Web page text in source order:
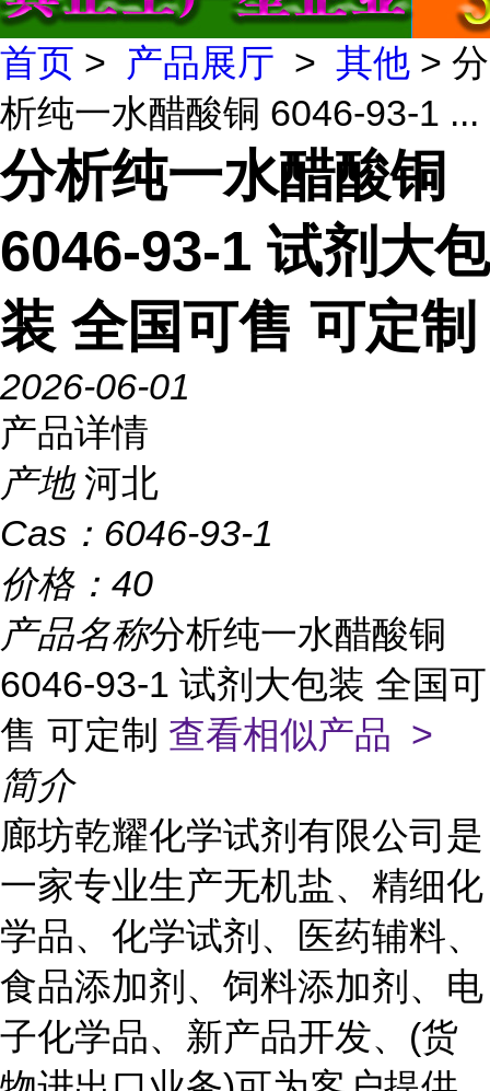
首页 > 产品展厅 > 其他 > 分
析纯一水醋酸铜 6046-93-1 ...
分析纯一水醋酸铜
6046-93-1 试剂大包
装 全国可售 可定制
2026-06-01
产品详情
产地 河北
Cas： 6046-93-1
价格： 40
产品名称分析纯一水醋酸铜
6046-93-1 试剂大包装 全国可
售 可定制 查看相似产品 >
简介
廊坊乾耀化学试剂有限公司是
一家专业生产无机盐、精细化
学品、化学试剂、医药辅料、
食品添加剂、饲料添加剂、电
子化学品、新产品开发、(货